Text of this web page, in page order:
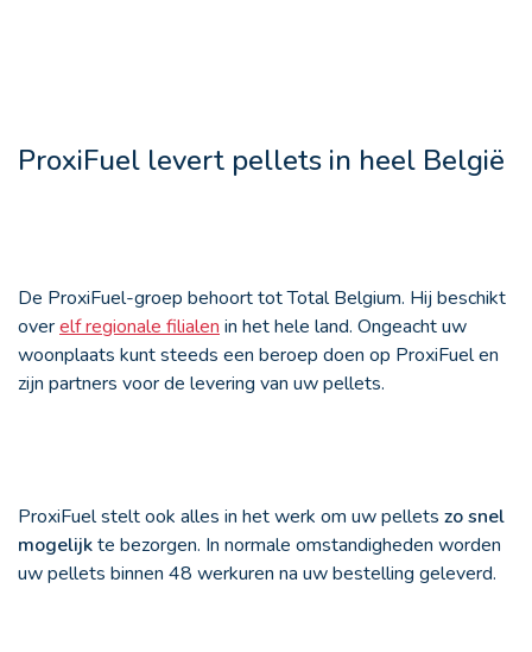
ProxiFuel levert pellets in heel België
De ProxiFuel-groep behoort tot Total Belgium. Hij beschikt
overelf regionale filialen in het hele land. Ongeacht uw
woonplaats kunt steeds een beroep doen op ProxiFuel en
zijn partners voor de levering van uw pellets.
ProxiFuel stelt ook alles in het werk om uw pellets zo snel
mogelijkte bezorgen. In normale omstandigheden worden
uw pellets binnen 48 werkuren na uw bestelling geleverd.